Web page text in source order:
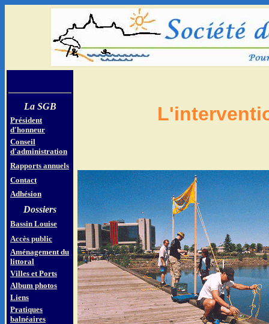
La SGB
Président
d'honneur
Conseil
d'administration
Rapports annuels
Contact
Adhésion
Dossiers
Bassin Louise
Accès public
Aménagement du
littoral
Villes et Ports
Album photos
Liens
Pratiques
balnéaires